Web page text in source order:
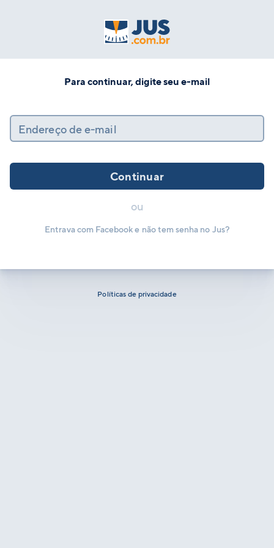
Para continuar, digite seu e-mail
Endereço de e-mail
Continuar
ou
Entrava com Facebook e não tem senha no Jus?
Políticas de privacidade